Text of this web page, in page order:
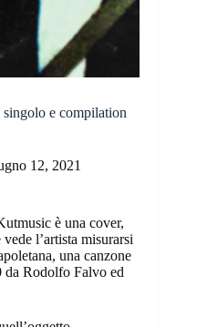
e compilation
12, 2021
è una cover,
l’artista misurarsi
una canzone
da Rodolfo Falvo ed